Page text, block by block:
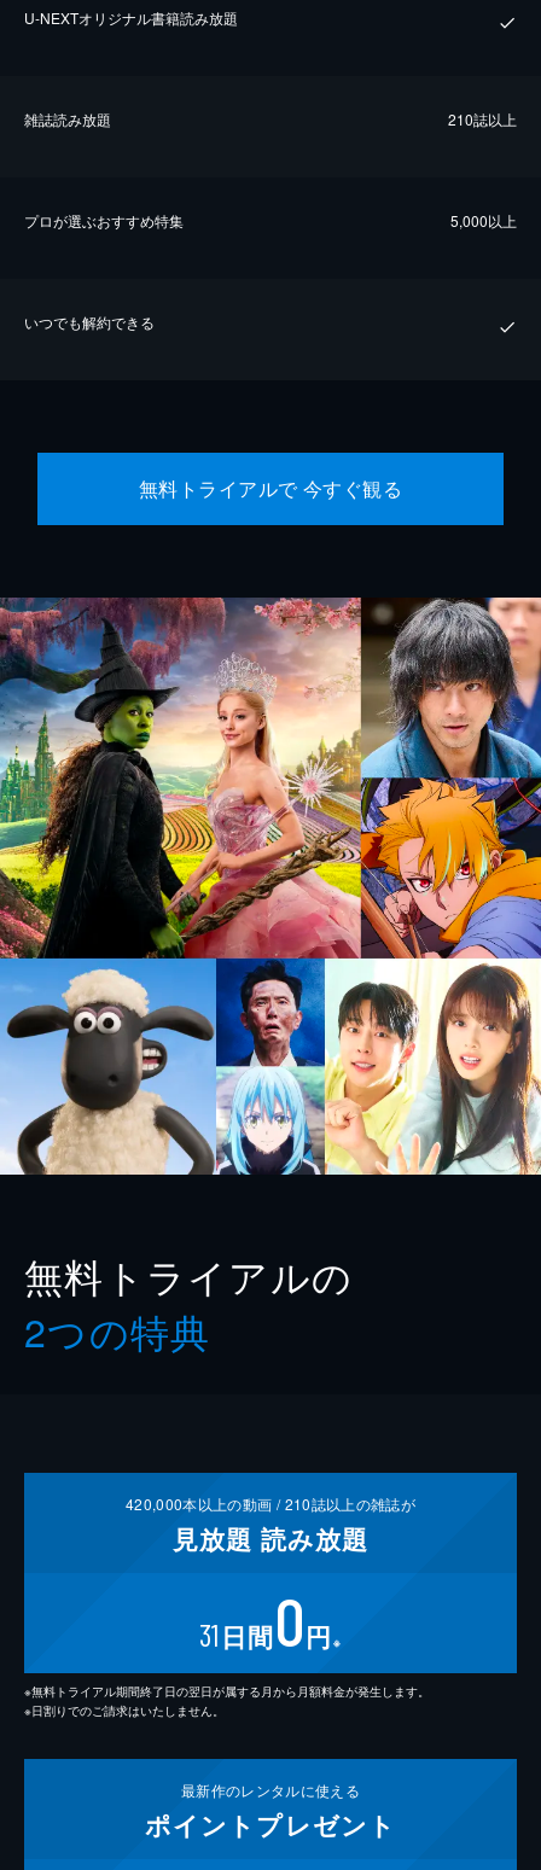
U-NEXTオリジナル書籍読み放題
雑誌読み放題 210誌以上
プロが選ぶおすすめ特集 5,000以上
いつでも解約できる
無料トライアルで 今すぐ観る
無料トライアルの
2つの特典
420,000本以上の動画 /210誌以上の雑誌が
見放題 読み放題
31 日間0円 ※
※無料トライアル期間終了日の翌日が属する月から月額料金が発生します。
※日割りでのご請求はいたしません。
最新作のレンタルに使える
ポイント プレゼント